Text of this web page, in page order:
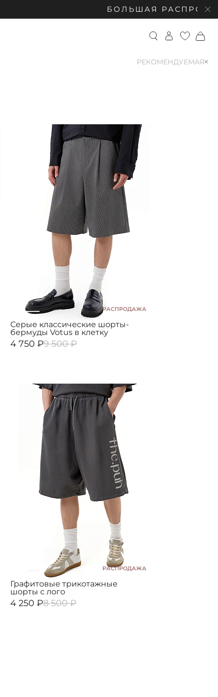
БОЛЬШАЯ РАСПРОДАЖА:
РЕКОМЕНДУЕМАЯ
РАСПРОДАЖА
Серые классические шорты-
бермуды Votus в клетку
4 750 ₽9 500 ₽
РАСПРОДАЖА
Графитовые трикотажные
шорты с лого
4 250 ₽8 500 ₽